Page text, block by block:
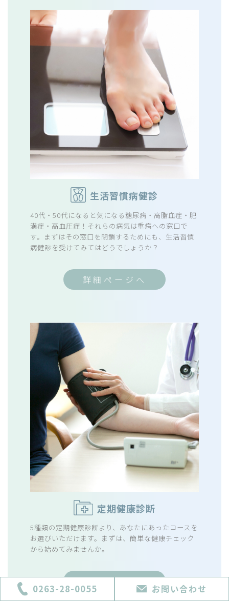
生活習慣病健診
40代・50代になると気になる糖尿病・高脂血症・肥
満症・高血圧症！それらの病気は重病への窓口で
す。まずはその窓口を閉鎖するためにも、生活習慣
病健診を受けてみてはどうでしょうか？
詳細ページへ
定期健康診断
5種類の定期健康診断より、あなたにあったコースを
お選びいただけます。まずは、簡単な健康チェック
から始めてみませんか。
詳細ページへ
0263-28-0055 お問い合わせ